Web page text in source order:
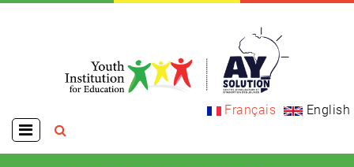
Aller
Français English
NAVIGATION